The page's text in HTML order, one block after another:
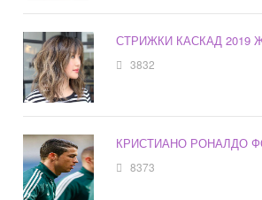
СТРИЖКИ КАСКАД 2019
3832
КРИСТИАНО РОНАЛДО
8373